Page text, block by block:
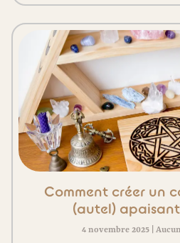
Comment créer un
(autel) apaisant
4 novembre 2025